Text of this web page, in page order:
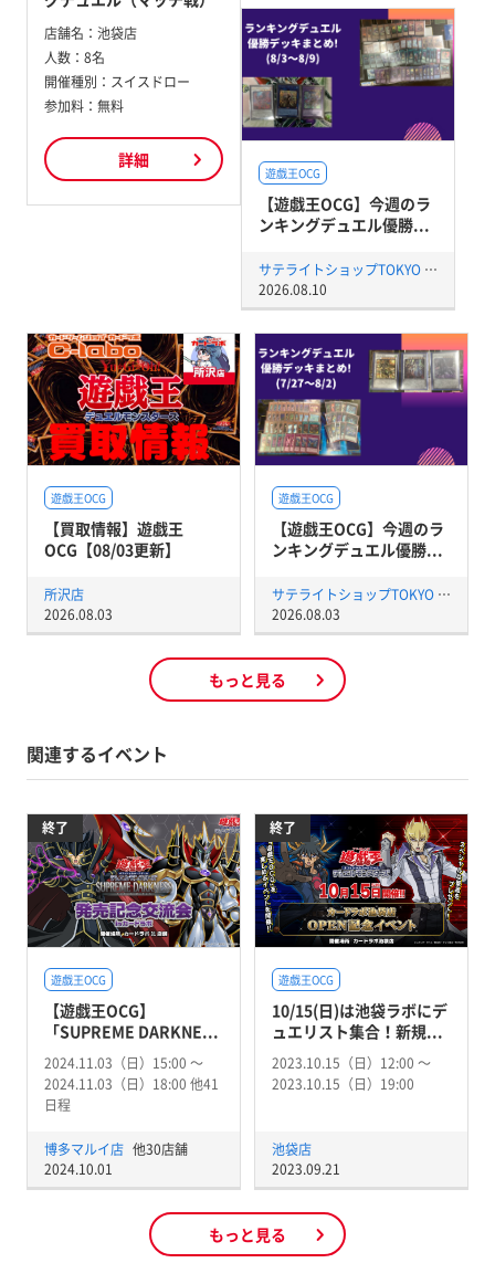
店舗名： 池袋店
人数： 8名
開催種別： スイスドロー
参加料： 無料
詳細
遊戯王OCG
【遊戯王OCG】今週のラ
ンキングデュエル優勝...
サテライトショップTOKYO 秋葉原店
2026.08.10
遊戯王OCG
【遊戯王OCG】今週のラ
ンキングデュエル優勝...
サテライトショップTOKYO 秋葉原店
2026.08.03
遊戯王OCG
【買取情報】遊戯王
OCG【08/03更新】
所沢店
2026.08.03
もっと見る
関連するイベント
終了
遊戯王OCG
【遊戯王OCG】
「SUPREME DARKNE...
2024.11.03（日）15:00 〜
2024.11.03（日）18:00 他41
日程
博多マルイ店 他30店舗
2024.10.01
終了
遊戯王OCG
10/15(日)は池袋ラボにデ
ュエリスト集合！新規...
2023.10.15（日）12:00 〜
2023.10.15（日）19:00
池袋店
2023.09.21
もっと見る